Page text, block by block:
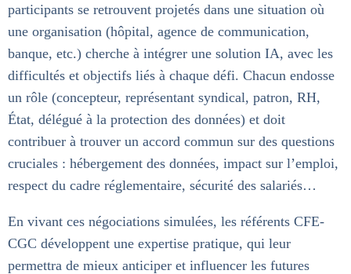
participants se retrouvent projetés dans une situation où
une organisation (hôpital, agence de communication,
banque, etc.) cherche à intégrer une solution IA, avec les
difficultés et objectifs liés à chaque défi. Chacun endosse
un rôle (concepteur, représentant syndical, patron, RH,
État, délégué à la protection des données) et doit
contribuer à trouver un accord commun sur des questions
cruciales : hébergement des données, impact sur l’emploi,
respect du cadre réglementaire, sécurité des salariés…
En vivant ces négociations simulées, les référents CFE-
CGC développent une expertise pratique, qui leur
permettra de mieux anticiper et influencer les futures